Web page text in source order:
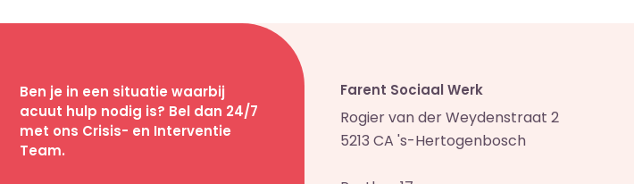
Ben je in een situatie waarbij
acuut hulp nodig is? Bel dan 24/7
met ons Crisis- en Interventie
Team.
Farent Sociaal Werk
Rogier van der Weydenstraat 2
5213 CA 's-Hertogenbosch